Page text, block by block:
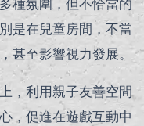
是在兒童房間，不當
甚至影響視力發展。
，利用親子友善空間
，促進在遊戲互動中